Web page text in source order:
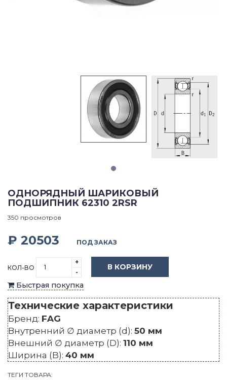
ОДНОРЯДНЫЙ ШАРИКОВЫЙ
ПОДШИПНИК 62310 2RSR
350 просмотров
₽ 20503 ПОД ЗАКАЗ
КОЛ-ВО
+
-
В КОРЗИНУ
Быстрая покупка
Технические характеристики
Бренд: FAG
Внутренний ∅ диаметр (d): 50 мм
Внешний ∅ диаметр (D): 110 мм
Ширина (B): 40 мм
ТЕГИ ТОВАРА: